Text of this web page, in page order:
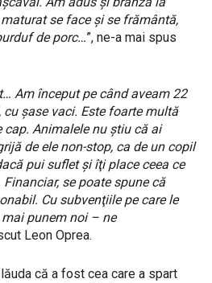
se face şi se frământă,
de porc…”, ne-a mai spus
Am început pe când aveam 22
cu şase vaci. Este foarte multă
Animalele nu ştiu că ai
de ele non-stop, ca de un copil
pui suflet şi îţi place ceea ce
se poate spune că
Cu subvenţiile pe care le
punem noi – ne
Leon Oprea.
că a fost cea care a spart